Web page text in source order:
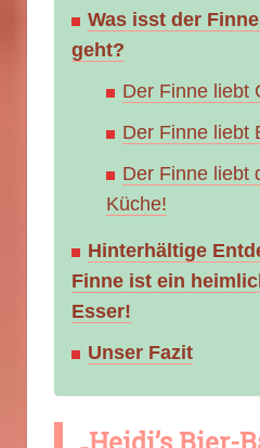
Was isst der
geht?
Der Finne liebt
Der Finne liebt
Der Finne liebt
Küche!
Hinterhältige
Finne ist ein
Esser!
Unser Fazit
„Heidi’s Bier-